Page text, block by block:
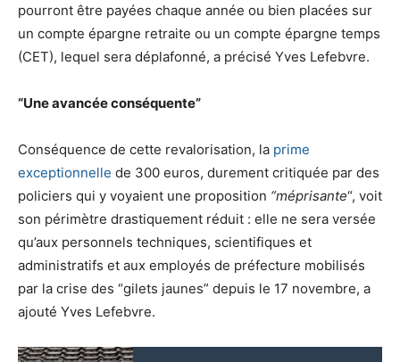
pourront être payées chaque année ou bien placées sur
un compte épargne retraite ou un compte épargne temps
(CET), lequel sera déplafonné, a précisé Yves Lefebvre.
“Une avancée conséquente”
Conséquence de cette revalorisation, la prime
exceptionnelle de 300 euros, durement critiquée par des
policiers qui y voyaient une proposition “méprisante“, voit
son périmètre drastiquement réduit : elle ne sera versée
qu’aux personnels techniques, scientifiques et
administratifs et aux employés de préfecture mobilisés
par la crise des “gilets jaunes” depuis le 17 novembre, a
ajouté Yves Lefebvre.